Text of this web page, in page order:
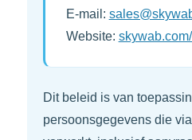
E-mail:
Website:
Dit beleid is van
persoonsgegevens die